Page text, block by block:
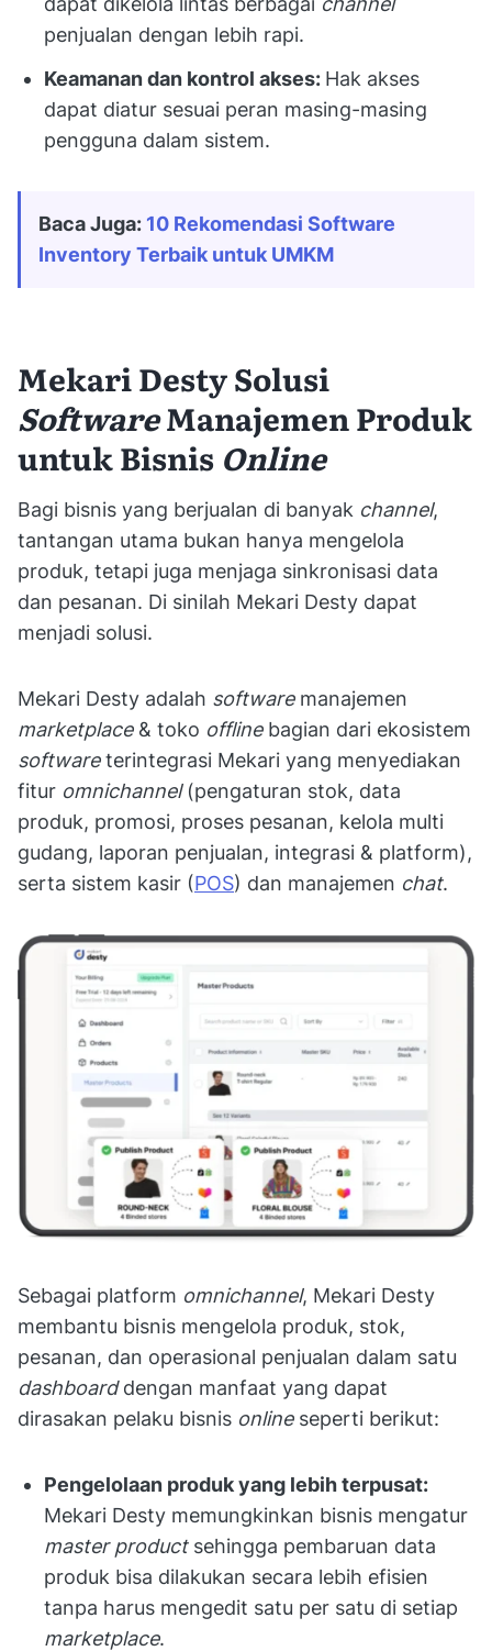
penjualan dengan lebih rapi.
Keamanan dan kontrol akses: Hak akses
dapat diatur sesuai peran masing-masing
pengguna dalam sistem.
Baca Juga: 10 Rekomendasi Software
Inventory Terbaik untuk UMKM
Mekari Desty Solusi
SoftwareManajemen Produk
untuk Bisnis Online
Bagi bisnis yang berjualan di banyak channel,
tantangan utama bukan hanya mengelola
produk, tetapi juga menjaga sinkronisasi data
dan pesanan. Di sinilah Mekari Desty dapat
menjadi solusi.
Mekari Desty adalah software manajemen
marketplace & toko offline bagian dari ekosistem
softwareterintegrasi Mekari yang menyediakan
fitur omnichannel (pengaturan stok, data
produk, promosi, proses pesanan, kelola multi
gudang, laporan penjualan, integrasi & platform),
serta sistem kasir (POS) dan manajemen chat.
Sebagai platform omnichannel, Mekari Desty
membantu bisnis mengelola produk, stok,
pesanan, dan operasional penjualan dalam satu
dashboarddengan manfaat yang dapat
dirasakan pelaku bisnis online seperti berikut:
Pengelolaan produk yang lebih terpusat:
Mekari Desty memungkinkan bisnis mengatur
master productsehingga pembaruan data
produk bisa dilakukan secara lebih efisien
tanpa harus mengedit satu per satu di setiap
marketplace.